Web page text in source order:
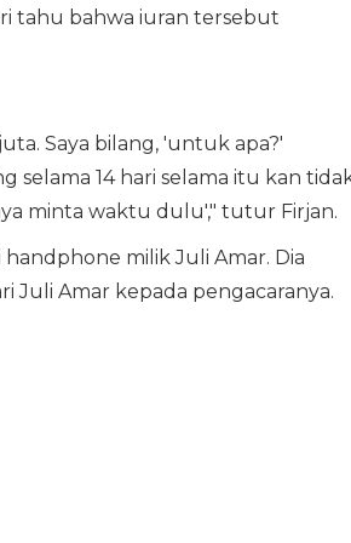
tahu bahwa iuran tersebut
Saya bilang, 'untuk apa?'
selama 14 hari selama itu kan
minta waktu dulu'," tutur Firjan.
milik Juli Amar. Dia
Juli Amar kepada pengacaranya.